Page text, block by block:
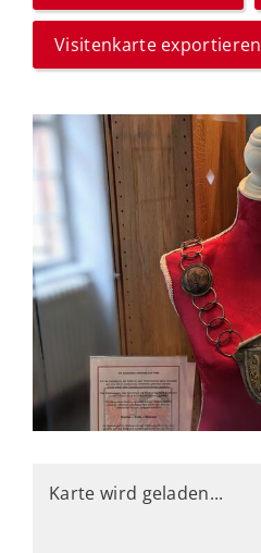
Visitenkarte exportieren
Karte wird geladen...